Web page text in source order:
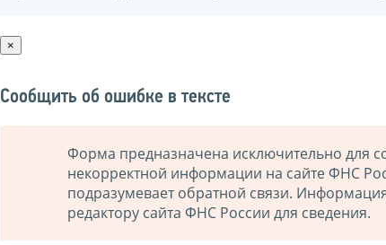
×
Сообщить об ошибке в тексте
Форма предназначена исключительно для
некорректной информации на сайте ФНС
подразумевает обратной связи.
редактору сайта ФНС России для сведения.